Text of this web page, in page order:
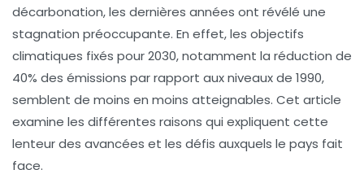
décarbonation, les dernières années ont révélé une
stagnation préoccupante. En effet, les objectifs
climatiques fixés pour 2030, notamment la réduction de
40% des émissions par rapport aux niveaux de 1990,
semblent de moins en moins atteignables. Cet article
examine les différentes raisons qui expliquent cette
lenteur des avancées et les défis auxquels le pays fait
face.